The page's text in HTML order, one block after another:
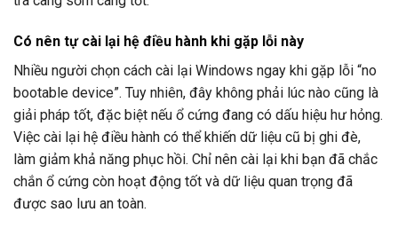
Có nên tự cài lại hệ điều hành khi gặp lỗi này
Nhiều người chọn cách cài lại Windows ngay khi gặp lỗi “no
bootable device”. Tuy nhiên, đây không phải lúc nào cũng là
giải pháp tốt, đặc biệt nếu ổ cứng đang có dấu hiệu hư hỏng.
Việc cài lại hệ điều hành có thể khiến dữ liệu cũ bị ghi đè,
làm giảm khả năng phục hồi. Chỉ nên cài lại khi bạn đã chắc
chắn ổ cứng còn hoạt động tốt và dữ liệu quan trọng đã
được sao lưu an toàn.